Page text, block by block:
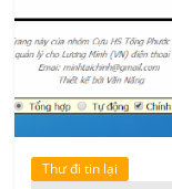
Thư đi tin lại